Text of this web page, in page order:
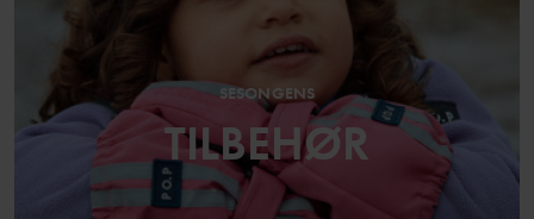
SESONGENS
TILBEHØR